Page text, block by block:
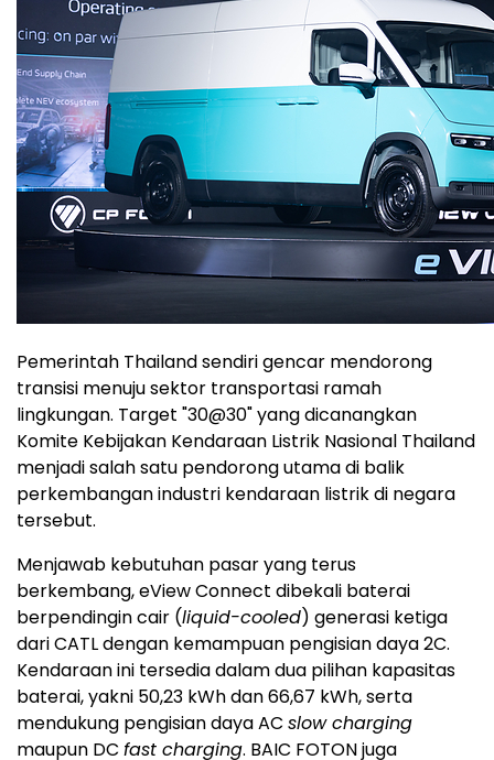
Pemerintah Thailand sendiri gencar mendorong
transisi menuju sektor transportasi ramah
lingkungan. Target "30@30" yang dicanangkan
Komite Kebijakan Kendaraan Listrik Nasional Thailand
menjadi salah satu pendorong utama di balik
perkembangan industri kendaraan listrik di negara
tersebut.
Menjawab kebutuhan pasar yang terus
berkembang, eView Connect dibekali baterai
berpendingin cair (liquid-cooled) generasi ketiga
dari CATL dengan kemampuan pengisian daya 2C.
Kendaraan ini tersedia dalam dua pilihan kapasitas
baterai, yakni 50,23 kWh dan 66,67 kWh, serta
mendukung pengisian daya AC slow charging
maupun DC fast charging. BAIC FOTON juga